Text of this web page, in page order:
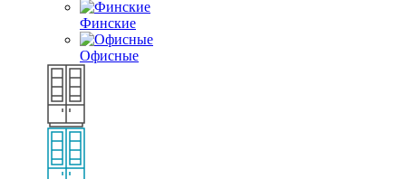
Финские
Офисные